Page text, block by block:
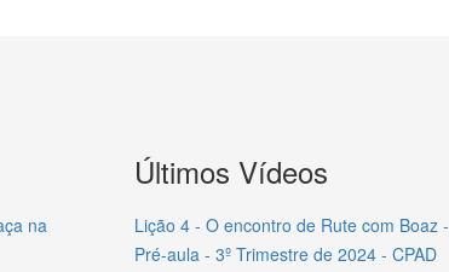
na
Últimos Vídeos
Lição 4 - O encontro de Rute com Boaz -
Pré-aula - 3º Trimestre de 2024 - CPAD